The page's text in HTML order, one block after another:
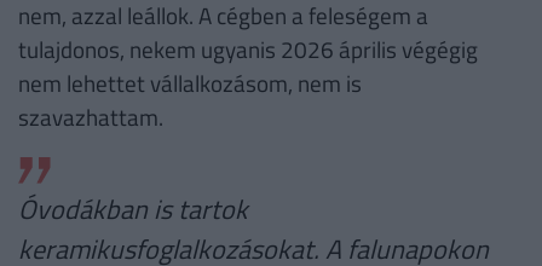
nem, azzal leállok. A cégben a feleségem a
tulajdonos, nekem ugyanis 2026 április végégig
nem lehettet vállalkozásom, nem is
szavazhattam.
Óvodákban is tartok
keramikusfoglalkozásokat. A falunapokon